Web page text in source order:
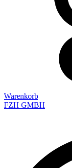
Warenkorb
FZH GMBH